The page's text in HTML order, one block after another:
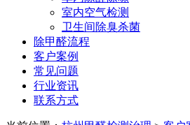
室内空气检测
卫生间除臭杀菌
除甲醛流程
客户案例
常见问题
行业资讯
联系方式